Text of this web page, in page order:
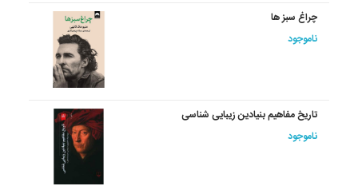
چراغ سبز ها
ناموجود
تاریخ مفاهیم بنیادین زیبایی شناسی
ناموجود